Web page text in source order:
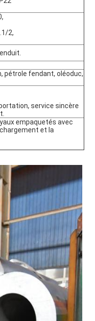
2,
pétrole fendant, oléoduc,
service sincère
empaquetés avec
et la